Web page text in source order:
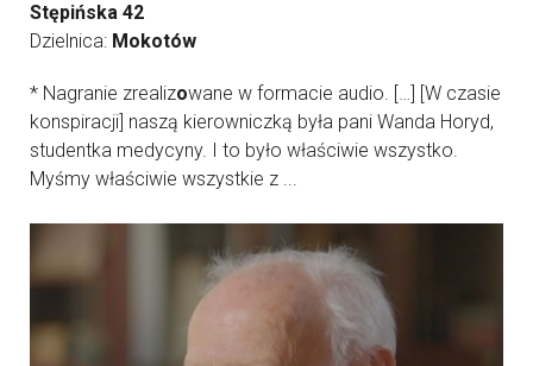
Stępińska 42
Dzielnica: Mokotów
* Nagranie zrealizowane w formacie audio. […] [W czasie
konspiracji] naszą kierowniczką była pani Wanda Horyd,
studentka medycyny. I to było właściwie wszystko.
Myśmy właściwie wszystkie z ...